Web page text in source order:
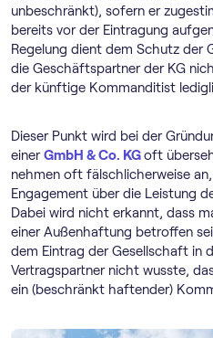
unbeschränkt), sofern er
bereits vor der Eintragung
Regelung dient dem Schutz der
die Geschäftspartner der KG
der künftige Kommanditist
Dieser Punkt wird bei der
einerGmbH & Co. KGoft
nehmen oft fälschlicherweise
Engagement über die Leistung
Dabei wird nicht erkannt, dass
einer Außenhaftung betroffen
dem Eintrag der Gesellschaft in
Vertragspartner nicht wusste,
ein (beschränkt haftender)